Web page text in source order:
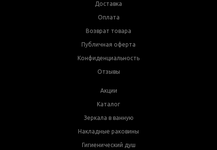
Доставка
Оплата
Возврат товара
Публичная оферта
Конфиденциальность
Отзывы
Акции
Каталог
Зеркала в ванную
Накладные раковины
Гигиенический душ